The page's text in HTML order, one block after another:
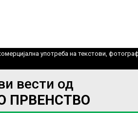
вести од
ПРВЕНСТВО
употреба на текстови,